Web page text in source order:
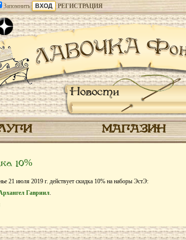
Запомнить РЕГИСТРАЦИЯ
Новости
МАГАЗИН
10%
21 июля 2019 г. действует скидка 10% на наборы ЭстЭ:
Гавриил.